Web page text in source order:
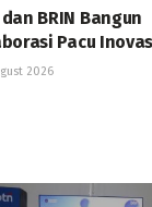
dan BRIN Bangun
Pacu
2026